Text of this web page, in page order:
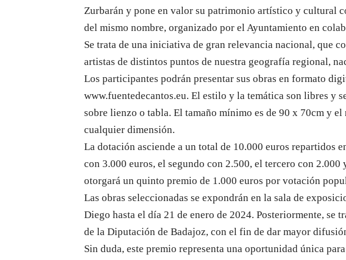
Zurbarán y pone en valor su patrimonio artístico y cultural
del mismo nombre, organizado por el Ayuntamiento en
Se trata de una iniciativa de gran relevancia nacional, que
artistas de distintos puntos de nuestra geografía regional,
Los participantes podrán presentar sus obras en formato
www.fuentedecantos.eu. El estilo y la temática son libres y
sobre lienzo o tabla. El tamaño mínimo es de 90 x 70cm y el
cualquier dimensión.
La dotación asciende a un total de 10.000 euros repartidos
con 3.000 euros, el segundo con 2.500, el tercero con 2.000
otorgará un quinto premio de 1.000 euros por votación
Las obras seleccionadas se expondrán en la sala de
Diego hasta el día 21 de enero de 2024. Posteriormente, se
de la Diputación de Badajoz, con el fin de dar mayor
Sin duda, este premio representa una oportunidad única